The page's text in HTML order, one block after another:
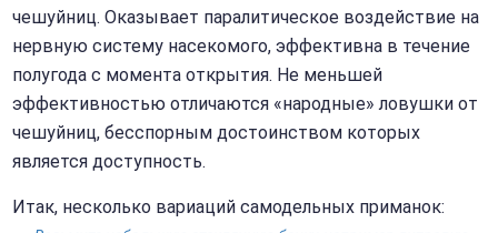
чешуйниц. Оказывает паралитическое воздействие на
нервную систему насекомого, эффективна в течение
полугода с момента открытия. Не меньшей
эффективностью отличаются «народные» ловушки от
чешуйниц, бесспорным достоинством которых
является доступность.
Итак, несколько вариаций самодельных приманок: